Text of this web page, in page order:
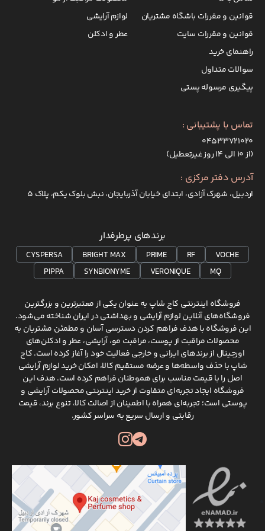
قوانین و مقررات باشگاه مشتریان
قوانین و مقررات سایت
راهنمای خرید
سوالات متداول
پیگیری مرسوله پستی
لوازم آرایشی
عطر و ادکلن
تماس با پشتیبانی :
۰۴۵۳۳۷۲۱۰۲۰
(از ۱۰ الی ۱۴ روز غیرتعطیل)
آدرس دفتر مرکزی :
اردبیل، شهرک آزادی، ابتدای خیابان آذربایجان، نبش بلوک یکم، پلاک 5
برندهای پرطرفدار
VOCHE
RF
PRIME
BRIGHT MAX
CYSPERSA
MQ
VERONIQUE
SYNBIONYME
PIPPA
فروشگاه اینترنتی کاج شاپ به عنوان یکی از معتبرترین و بزرگترین
فروشگاه‌های آنلاین لوازم آرایشی و بهداشتی در ایران شناخته می‌شود.
این فروشگاه با هدف فراهم کردن دسترسی آسان و مطمئن مشتریان به
محصولات مراقبت از پوست، مراقبت مو، آرایشی، عطر و ادکلن‌های
اورجینال از برندهای ایرانی و خارجی فعالیت خود را آغاز کرده است. کاج
شاپ با حذف واسطه‌ها و عرضه مستقیم کالا، امکان خرید لوازم آرایشی
اصل را با قیمت مناسب برای هموطنان فراهم کرده است. هدف این
فروشگاه ایجاد تجربه‌ای متفاوت از خرید اینترنتی محصولات آرایشی و
پوستی است؛ تجربه‌ای همراه با اطمینان از اصالت کالا، تنوع برند، قیمت
رقابتی و ارسال سریع به سراسر کشور.